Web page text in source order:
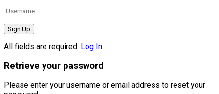
All fields are required. Log In
Retrieve your password
Please enter your username or email address to reset your